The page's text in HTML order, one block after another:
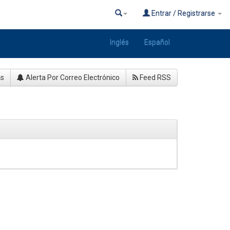
Entrar / Registrarse
Inglés Español
Alerta Por Correo Electrónico Feed RSS